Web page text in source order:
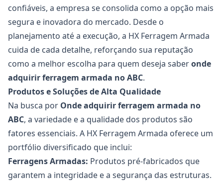
confiáveis, a empresa se consolida como a opção mais
segura e inovadora do mercado. Desde o
planejamento até a execução, a HX Ferragem Armada
cuida de cada detalhe, reforçando sua reputação
como a melhor escolha para quem deseja saberonde
adquirirferragem armada no ABC.
Produtos e Soluções de Alta Qualidade
Na busca por Onde adquirirferragem armada no
ABC, a variedade e a qualidade dos produtos são
fatores essenciais. A HX Ferragem Armada oferece um
portfólio diversificado que inclui:
Ferragens Armadas: Produtos pré-fabricados que
garantem a integridade e a segurança das estruturas.